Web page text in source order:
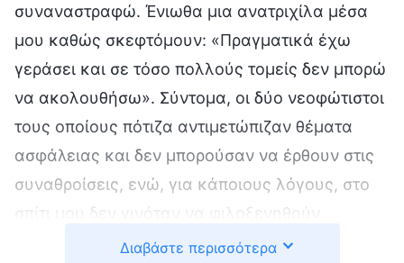
συναναστραφώ. Ένιωθα μια ανατριχίλα μέσα
μου καθώς σκεφτόμουν: «Πραγματικά έχω
γεράσει και σε τόσο πολλούς τομείς δεν μπορώ
να ακολουθήσω». Σύντομα, οι δύο νεοφώτιστοι
τους οποίους πότιζα αντιμετώπιζαν θέματα
ασφάλειας και δεν μπορούσαν να έρθουν στις
συναθροίσεις, ενώ, για κάποιους λόγους, στο
σπίτι μου δεν γινόταν να φιλοξενηθούν
συναθροίσεις για τους αδελφούς και τις
Διαβάστε περισσότερα